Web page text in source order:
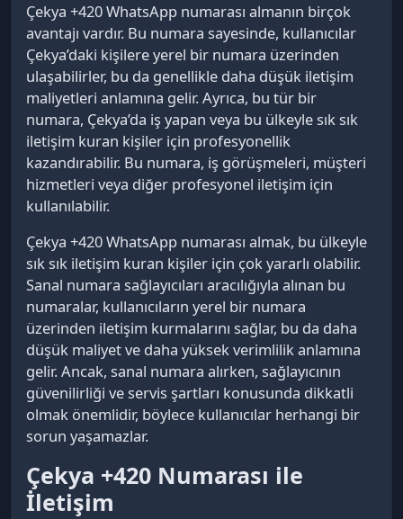
Çekya +420 WhatsApp numarası almanın birçok
avantajı vardır. Bu numara sayesinde, kullanıcılar
Çekya’daki kişilere yerel bir numara üzerinden
ulaşabilirler, bu da genellikle daha düşük iletişim
maliyetleri anlamına gelir. Ayrıca, bu tür bir
numara, Çekya’da iş yapan veya bu ülkeyle sık sık
iletişim kuran kişiler için profesyonellik
kazandırabilir. Bu numara, iş görüşmeleri, müşteri
hizmetleri veya diğer profesyonel iletişim için
kullanılabilir.
Çekya +420 WhatsApp numarası almak, bu ülkeyle
sık sık iletişim kuran kişiler için çok yararlı olabilir.
Sanal numara sağlayıcıları aracılığıyla alınan bu
numaralar, kullanıcıların yerel bir numara
üzerinden iletişim kurmalarını sağlar, bu da daha
düşük maliyet ve daha yüksek verimlilik anlamına
gelir. Ancak, sanal numara alırken, sağlayıcının
güvenilirliği ve servis şartları konusunda dikkatli
olmak önemlidir, böylece kullanıcılar herhangi bir
sorun yaşamazlar.
Çekya +420 Numarası ile
İletişim